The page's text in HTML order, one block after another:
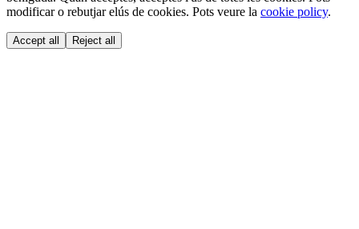
modificar o rebutjar elús de cookies. Pots veure la cookie policy.
Accept all Reject all